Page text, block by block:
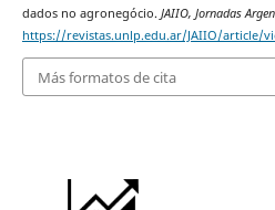
dados no agronegócio. JAIIO, Jornadas
https://revistas.unlp.edu.ar/JAIIO/article/
Más formatos de cita